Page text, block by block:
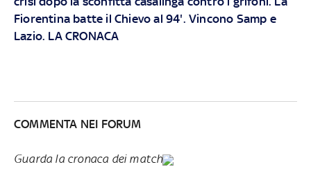
Fiorentina batte il Chievo al 94'. Vincono Samp e
Lazio. LA CRONACA
COMMENTA NEI FORUM
Guarda la cronaca dei match